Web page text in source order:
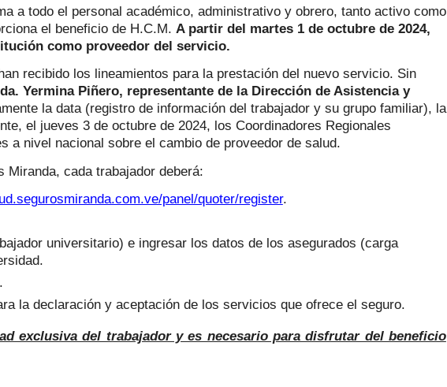
a todo el personal académico, administrativo y obrero, tanto activo como
el beneficio de H.C.M. A partir del martes 1 de octubre de 2024,
como proveedor del servicio.
recibido los lineamientos para la prestación del nuevo servicio. Sin
Yermina Piñero, representante de la Dirección de Asistencia y
la data (registro de información del trabajador y su grupo familiar), la
el jueves 3 de octubre de 2024, los Coordinadores Regionales
a nivel nacional sobre el cambio de proveedor de salud.
Miranda, cada trabajador deberá:
panel/quoter/register.
universitario) e ingresar los datos de los asegurados (carga
la declaración y aceptación de los servicios que ofrece el seguro.
exclusiva del trabajador y es necesario para disfrutar del beneficio